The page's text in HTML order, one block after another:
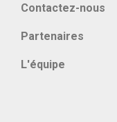
Contactez-nous
Partenaires
L'équipe